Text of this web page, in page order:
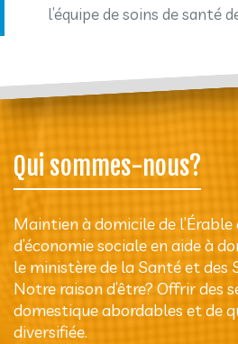
l’équipe de soins de santé
Qui sommes-nous?
Maintien à domicile de
d’économie sociale en aide à
le ministère de la Santé et des
Notre raison d’être? Offrir des
domestique abordables et de
diversifiée.